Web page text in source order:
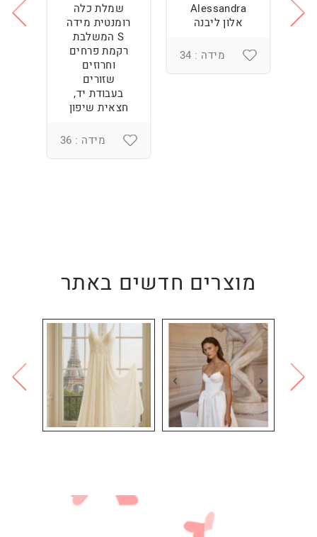
Alessandra
אלון ליבנה
מידה : 34
שמלת כלה
רומנטית מידה
S המשלבת
רקמת פרחים
וחרוזים
שזורים
בעבודת יד,
חצאית שיפון
מידה : 36
מוצרים חדשים באתר